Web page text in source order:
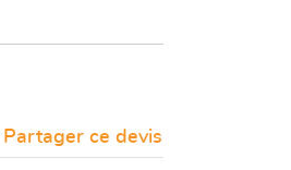
Partager ce devis